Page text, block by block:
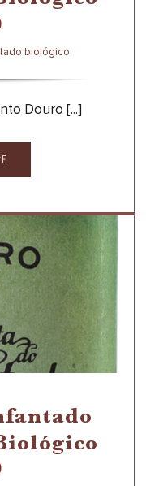
biológico
Douro [...]
BIOLÓGICO